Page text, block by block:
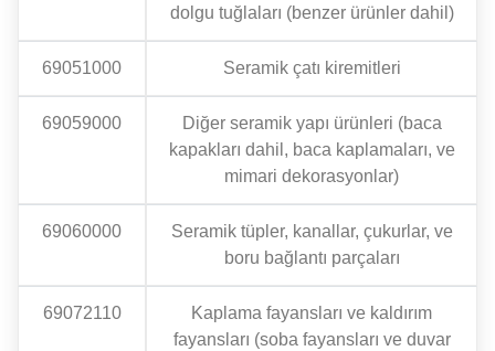
dolgu tuğlaları (benzer ürünler dahil)
69051000 Seramik çatı kiremitleri
69059000
Diğer seramik yapı ürünleri (baca
kapakları dahil, baca kaplamaları, ve
mimari dekorasyonlar)
69060000
Seramik tüpler, kanallar, çukurlar, ve
boru bağlantı parçaları
69072110
Kaplama fayansları ve kaldırım
fayansları (soba fayansları ve duvar